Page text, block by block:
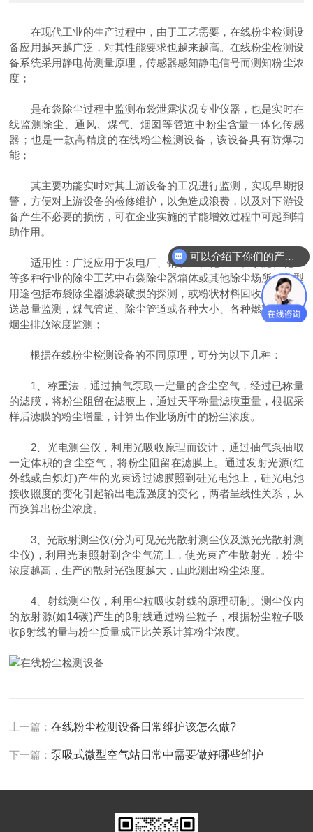
在现代工业的生产过程中，由于工艺需要，在线粉尘检测设
备应用越来越广泛，对其性能要求也越来越高。在线粉尘检测设
备系统采用静电荷测量原理，传感器感知静电信号而测知粉尘浓
度；
是布袋除尘过程中监测布袋泄露状况专业仪器，也是实时在
线监测除尘、通风、煤气、烟囱等管道中粉尘含量一体化传感
器；也是一款高精度的在线粉尘检测设备，该设备具有防爆功
能；
其主要功能实时对其上游设备的工况进行监测，实现早期报
警，方便对上游设备的检修维护，以免造成浪费，以及对下游设
备产生不必要的损伤，可在企业实施的节能增效过程中可起到辅
助作用。
适用性：广泛应用于发电厂、钢铁厂、化工厂、水泥、化工
等多种行业的除尘工艺中布袋除尘器箱体或其他除尘场所；典型
用途包括布袋除尘器滤袋破损的探测，或粉状材料回收、产品输
送总量监测，煤气管道、除尘管道或各种大小、各种燃料的锅炉
烟尘排放浓度监测；
根据在线粉尘检测设备的不同原理，可分为以下几种：
1、称重法，通过抽气泵取一定量的含尘空气，经过已称量
的滤膜，将粉尘阻留在滤膜上，通过天平称量滤膜重量，根据采
样后滤膜的粉尘增量，计算出作业场所中的粉尘浓度。
2、光电测尘仪，利用光吸收原理而设计，通过抽气泵抽取
一定体积的含尘空气，将粉尘阻留在滤膜上。通过发射光源(红
外线或白炽灯)产生的光束透过滤膜照到硅光电池上，硅光电池
接收照度的变化引起输出电流强度的变化，两者呈线性关系，从
而换算出粉尘浓度。
3、光散射测尘仪(分为可见光光散射测尘仪及激光光散射测
尘仪)，利用光束照射到含尘气流上，使光束产生散射光，粉尘
浓度越高，生产的散射光强度越大，由此测出粉尘浓度。
4、射线测尘仪，利用尘粒吸收射线的原理研制。测尘仪内
的放射源(如14碳)产生的β射线通过粉尘粒子，根据粉尘粒子吸
收β射线的量与粉尘质量成正比关系计算粉尘浓度。
上一篇：在线粉尘检测设备日常维护该怎么做?
下一篇：泵吸式微型空气站日常中需要做好哪些维护
可以介绍下你们的产品么